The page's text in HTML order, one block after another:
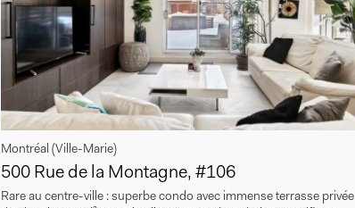
Montréal (Ville-Marie)
500 Rue de la Montagne, #106
Rare au centre-ville : superbe condo avec immense terrasse privée